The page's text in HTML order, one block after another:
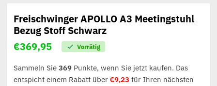
Freischwinger APOLLO A3 Meetingstuhl
Bezug Stoff Schwarz
€369,95 Vorrätig
Sammeln Sie 369Punkte, wenn Sie jetzt kaufen. Das
entspicht einem Rabatt über €9,23 für Ihren nächsten